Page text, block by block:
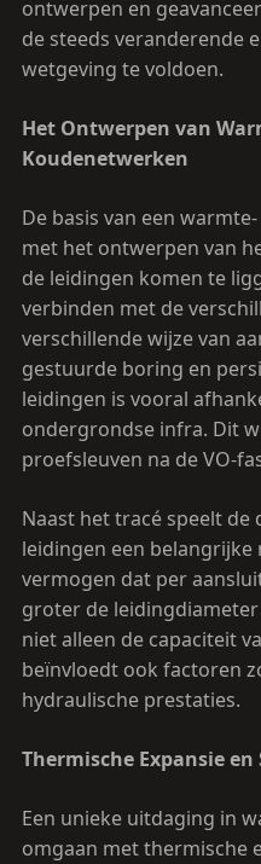
ontwerpen en
de steeds veranderende
wetgeving te voldoen.
Het Ontwerpen van
Koudenetwerken
De basis van een
met het ontwerpen van
de leidingen komen te
verbinden met de
verschillende wijze van
gestuurde boring en
leidingen is vooral
ondergrondse infra. Dit
proefsleuven na de VO-
Naast het tracé speelt
leidingen een
vermogen dat per
groter de
niet alleen de capaciteit
beïnvloedt ook factoren
hydraulische prestaties.
Thermische Expansie
Een unieke uitdaging in
omgaan met thermische